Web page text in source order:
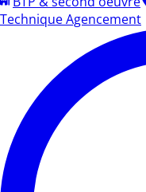
Technique Agencement